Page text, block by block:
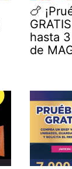
🍗
hasta
de